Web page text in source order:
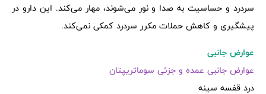
سردرد و حساسیت به صدا و نور می‌شوند، مهار می‌کند. این دارو در
پیشگیری و کاهش حملات مکرر سردرد کمکی نمی‌کند.
عوارض جانبی
عوارض جانبی عمده و جزئی سوماتریپتان
درد قفسه سینه